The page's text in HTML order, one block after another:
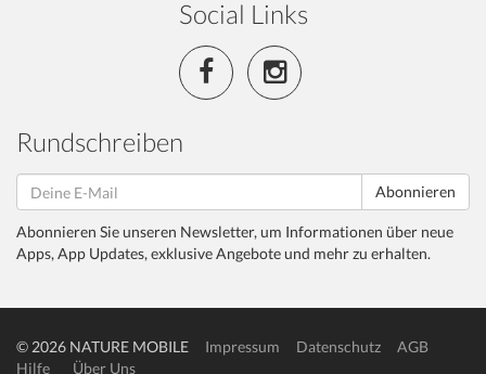
Social Links
Rundschreiben
Abonnieren
Abonnieren Sie unseren Newsletter, um Informationen über neue
Apps, App Updates, exklusive Angebote und mehr zu erhalten.
© 2026 NATURE MOBILE Impressum Datenschutz
AGB
Hilfe
Über Uns